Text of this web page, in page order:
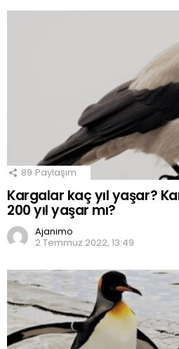
89 Paylaşım
Kargalar kaç yıl yaşar?
200 yıl yaşar mı?
Ajanimo
2 Temmuz 2022, 13:49